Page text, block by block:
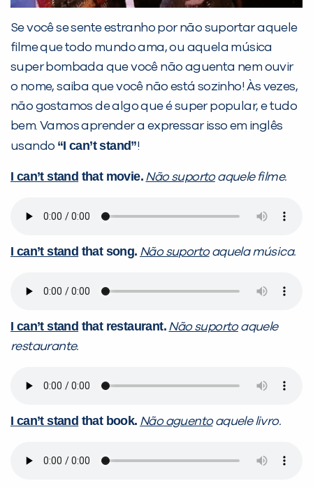
Se você se sente estranho por não suportar aquele
filme que todo mundo ama, ou aquela música
super bombada que você não aguenta nem ouvir
o nome, saiba que você não está sozinho! Às vezes,
não gostamos de algo que é super popular, e tudo
bem. Vamos aprender a expressar isso em inglês
usando “I can’t stand”!
I can’t stand that movie. Não suportoaquele filme.
I can’t stand that song. Não suportoaquela música.
I can’t stand that restaurant. Não suportoaquele
restaurante.
I can’t stand that book. Não aguentoaquele livro.